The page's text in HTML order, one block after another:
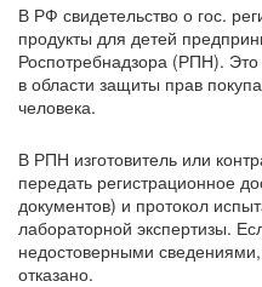
В РФ свидетельство о гос.
продукты для детей
Роспотребнадзора (РПН).
в области защиты прав
человека.
В РПН изготовитель или
передать регистрационное
документов) и протокол
лабораторной экспертизы.
недостоверными
отказано.